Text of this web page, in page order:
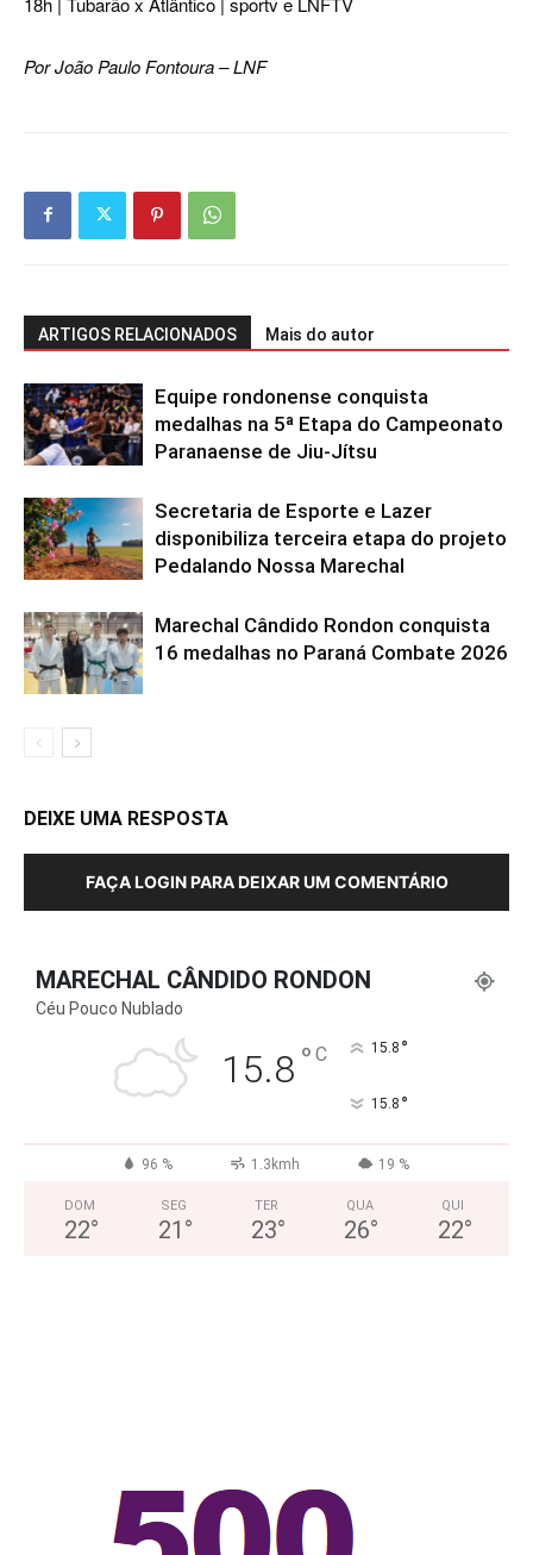
Por João Paulo Fontoura – LNF
ARTIGOS RELACIONADOS Mais do autor
Equipe rondonense conquista
medalhas na 5ª Etapa do Campeonato
Paranaense de Jiu-Jítsu
Secretaria de Esporte e Lazer
disponibiliza terceira etapa do projeto
Pedalando Nossa Marechal
Marechal Cândido Rondon conquista
16 medalhas no Paraná Combate 2026
DEIXE UMA RESPOSTA
FAÇA LOGIN PARA DEIXAR UM COMENTÁRIO
MARECHAL CÂNDIDO RONDON
Céu Pouco Nublado
15.8 ° C 15.8 °
15.8 °
96 % 1.3kmh 19 %
DOM
22°
SEG
21 °
TER
23°
QUA
26°
QUI
22°